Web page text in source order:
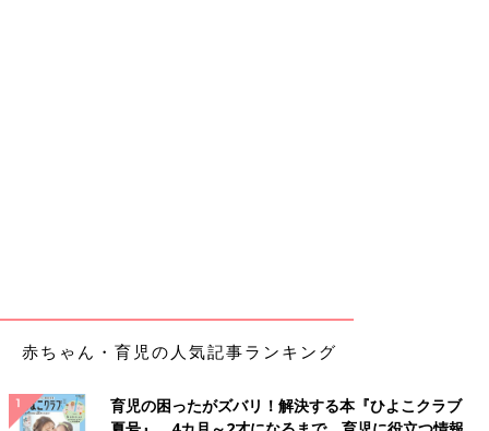
赤ちゃん・育児の人気記事ランキング
育児の困ったがズバリ！解決する本『ひよこクラブ